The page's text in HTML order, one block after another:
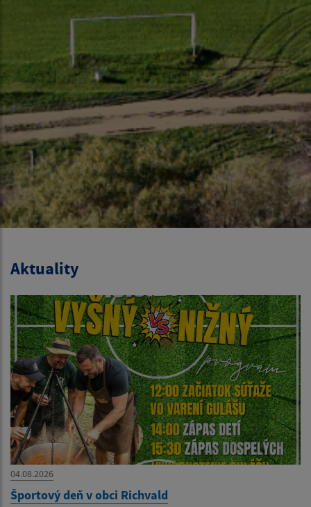
Aktuality
04.08.2026
Športový deň v obci Richvald